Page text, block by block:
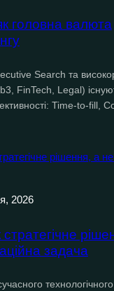
головна валюта
Search та
FinTech, Legal)
Time-to-fill,
2026
задача
технологічного